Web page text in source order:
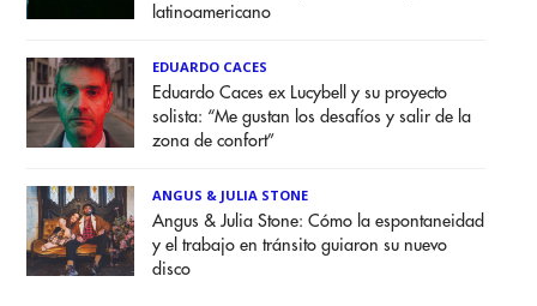
latinoamericano
EDUARDO CACES
Eduardo Caces ex Lucybell y su proyecto
solista: “Me gustan los desafíos y salir de la
zona de confort”
ANGUS & JULIA STONE
Angus & Julia Stone: Cómo la espontaneidad
y el trabajo en tránsito guiaron su nuevo
disco